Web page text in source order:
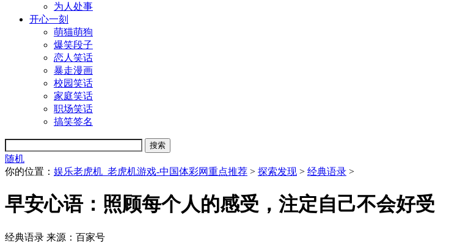
为人处事
开心一刻
萌猫萌狗
爆笑段子
恋人笑话
暴走漫画
校园笑话
家庭笑话
职场笑话
搞笑签名
随机
你的位置： 娱乐老虎机_老虎机游戏-中国体彩网重点推荐 > 探索发现 > 经典语录 >
早安心语：照顾每个人的感受，注定自己不会好受
经典语录 来源：百家号